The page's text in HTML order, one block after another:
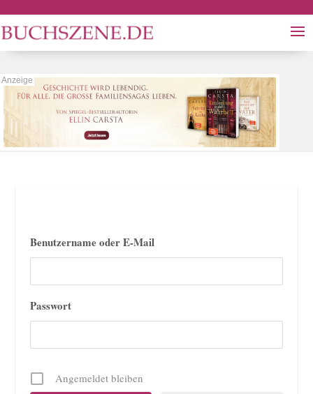
Benutzername oder E-Mail
Passwort
Angemeldet bleiben